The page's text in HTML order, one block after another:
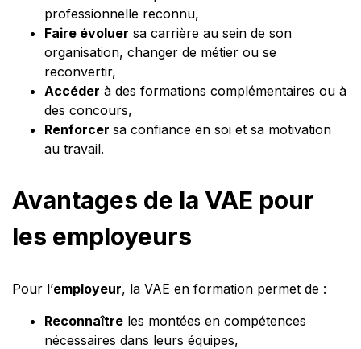
professionnelle reconnu,
Faire évoluer sa carrière au sein de son
organisation, changer de métier ou se
reconvertir,
Accéder à des formations complémentaires ou à
des concours,
Renforcer sa confiance en soi et sa motivation
au travail.
Avantages de la VAE pour
les employeurs
Pour l’employeur, la VAE en formation permet de :
Reconnaître les montées en compétences
nécessaires dans leurs équipes,